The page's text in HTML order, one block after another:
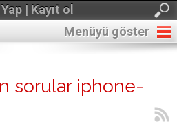
| Kayıt ol
Menüyü göster
sorular iphone-